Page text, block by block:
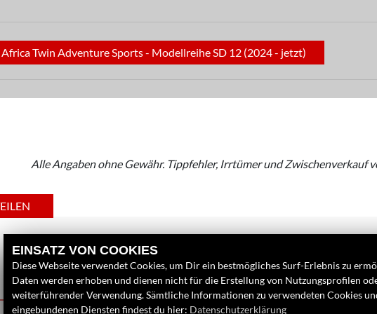
Twin Adventure Sports - Modellreihe SD 12 (2024 - jetzt)
Alle Angaben ohne Gewähr. Tippfehler, Irrtümer und Zwischenverkauf
LINKS FINDEN
EINSATZ VON COOKIES
Diese Webseite verwendet Cookies, um Dir ein bestmögliches Surf-Erlebnis zu
Daten werden erhoben und dienen nicht für die Erstellung von Nutzungsprofilen
weiterführender Verwendung. Sämtliche Informationen zu verwendeten Cookies
eingebundenen Diensten findest du hier: Datenschutzerklärung